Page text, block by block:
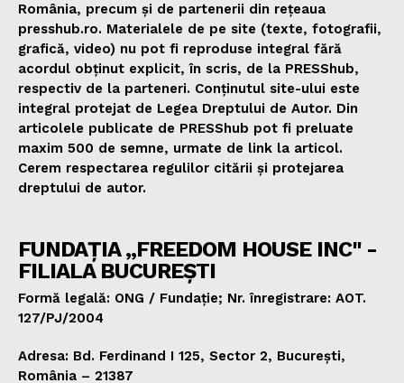
România, precum și de partenerii din rețeaua
presshub.ro. Materialele de pe site (texte, fotografii,
grafică, video) nu pot fi reproduse integral fără
acordul obținut explicit, în scris, de la PRESShub,
respectiv de la parteneri. Conținutul site-ului este
integral protejat de Legea Dreptului de Autor. Din
articolele publicate de PRESShub pot fi preluate
maxim 500 de semne, urmate de link la articol.
Cerem respectarea regulilor citării și protejarea
dreptului de autor.
FUNDAȚIA „FREEDOM HOUSE INC" -
FILIALA BUCUREȘTI
Formă legală: ONG / Fundație; Nr. înregistrare: AOT.
127/PJ/2004
Adresa: Bd. Ferdinand I 125, Sector 2, București,
România – 21387